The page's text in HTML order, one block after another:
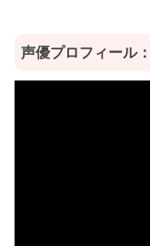
声優プロフィール：